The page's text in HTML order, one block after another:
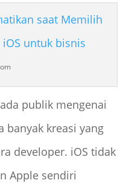
publik mengenai
banyak kreasi yang
developer. iOS tidak
Apple sendiri